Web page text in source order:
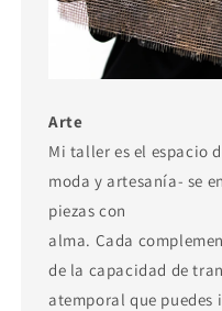
Arte
Mi taller es el espacio
moda y artesanía- se
piezas con
alma. Cada
de la capacidad de
atemporal que